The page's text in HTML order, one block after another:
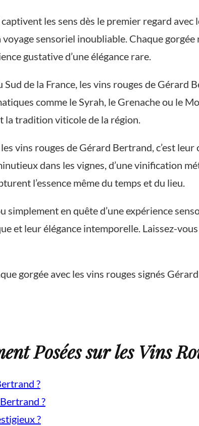
les sens dès le premier regard
sensoriel inoubliable. Chaque
gustative d’une élégance rare.
de la France, les vins rouges de Gérard
comme le Syrah, le Grenache ou le
la tradition viticole de la région.
vins rouges de Gérard Bertrand, c’est
dans les vignes, d’une vinification
l’essence même du temps et du lieu.
simplement en quête d’une expérience
et leur élégance intemporelle. Laissez-
gorgée avec les vins rouges signés
Posées sur les Vins
?
?
?